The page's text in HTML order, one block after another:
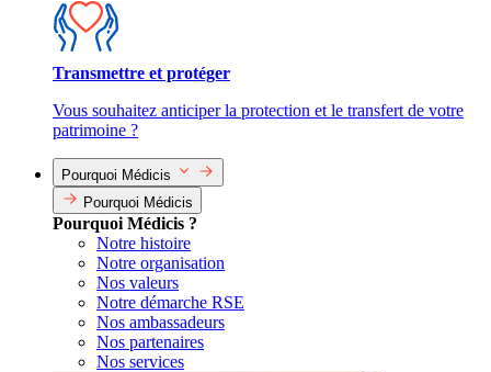
Transmettre et protéger
Vous souhaitez anticiper la protection et le transfert de votre
patrimoine ?
Pourquoi Médicis
Pourquoi Médicis
Pourquoi Médicis ?
Notre histoire
Notre organisation
Nos valeurs
Notre démarche RSE
Nos ambassadeurs
Nos partenaires
Nos services